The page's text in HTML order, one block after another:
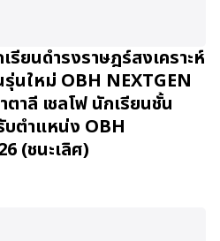
ยนดำรงราษฎร์สงเคราะห์
นใหม่ OBH NEXTGEN
ตาลี เชลโฟ นักเรียนชั้น
บตำแหน่ง OBH
(ชนะเลิศ)